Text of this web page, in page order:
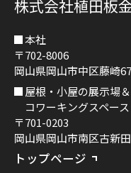
株式会社植田板
本社
〒702-8006
岡山県岡山市中区藤崎
屋根・小屋の展示場＆
コワーキングスペー
〒701-0203
岡山県岡山市南区古新
トップページ